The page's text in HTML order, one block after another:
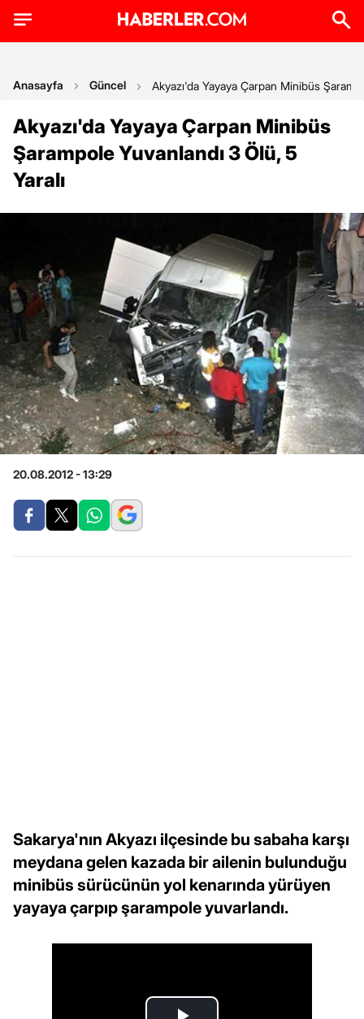
Anasayfa Güncel Akyazı'da Yayaya Çarpan Minibüs
Akyazı'da Yayaya Çarpan Minibüs
Şarampole Yuvanlandı 3 Ölü, 5
Yaralı
20.08.2012 - 13:29
Sakarya'nın Akyazı ilçesinde bu sabaha karşı
meydana gelen kazada bir ailenin bulunduğu
minibüs sürücünün yol kenarında yürüyen
yayaya çarpıp şarampole yuvarlandı.